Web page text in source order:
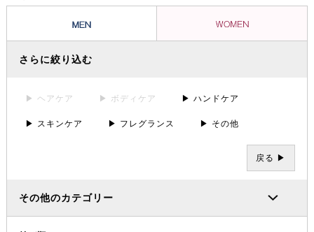
さらに絞り込む
▶ ヘアケア ▶ ボディケア ▶ ハンドケア
▶ スキンケア ▶ フレグランス ▶ その他
戻る ▶
その他のカテゴリー